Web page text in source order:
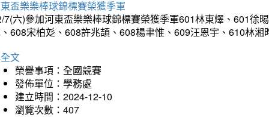
盃樂樂棒球錦標賽榮獲季軍
7(六)參加河東盃樂樂棒球錦標賽榮獲季軍601林東燡、601徐
608宋柏彣、608許兆頡、608楊聿惟、609汪恩宇、610林
文
榮譽事項：全國競賽
發佈單位：學務處
建立時間：2024-12-10
瀏覽次數：407